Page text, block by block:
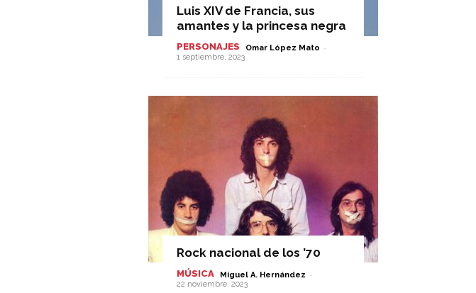
Luis XIV de Francia, sus
amantes y la princesa negra
PERSONAJES Omar López Mato -
1 septiembre, 2023
Rock nacional de los ’70
MÚSICA Miguel A. Hernández -
22 noviembre, 2023